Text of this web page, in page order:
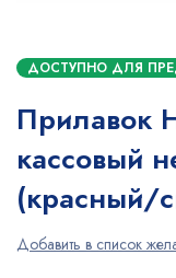
ДОСТУПНО ДЛЯ
Прилавок
кассовый
(красный/